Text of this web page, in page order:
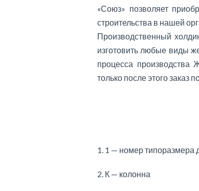
«Союз» позволяет
строительства в нашей
Производственный
изготовить любые виды
процесса
только после этого заказ
1. 1 — номер типоразмера
2. К — колонна